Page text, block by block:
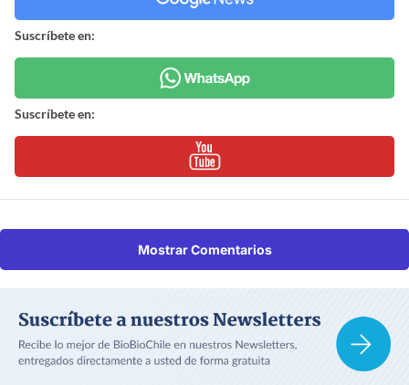
Suscríbete en:
Suscríbete en:
Mostrar Comentarios